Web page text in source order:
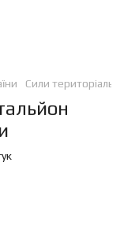
Сили